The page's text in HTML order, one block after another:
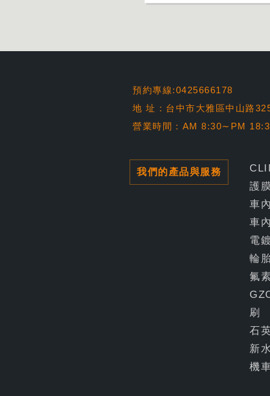
預約專線:0425666178
地 址：台中市大雅區中山路
營業時間：AM 8:30∼PM
我們的產品與服務
護
車
車
電
輪
氟
刷
石
新
機